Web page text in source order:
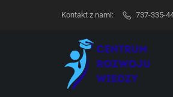
Kontakt z nami: 737-335-